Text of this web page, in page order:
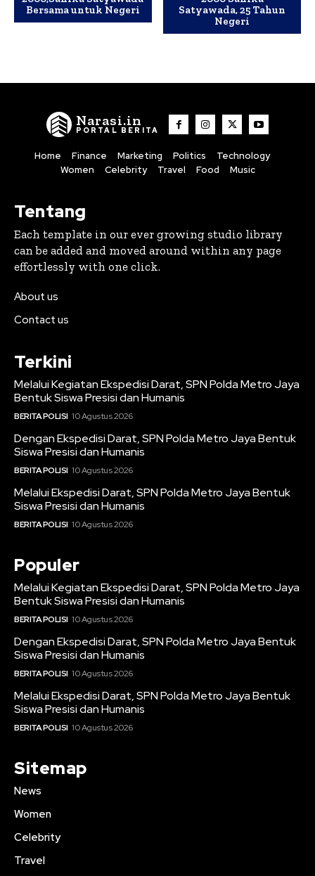
Bersama untuk Negeri
Satyawada, 25 Tahun
Negeri
Narasi.in
PORTAL BERITA
Home Finance Marketing Politics
Technology
Women
Celebrity Travel Food Music
Tentang
Each template in our ever growing studio library
can be added and moved around within any page
effortlessly with one click.
About us
Contact us
Terkini
Melalui Kegiatan Ekspedisi Darat, SPN Polda Metro Jaya
Bentuk Siswa Presisi dan Humanis
BERITA POLISI 10 Agustus 2026
Dengan Ekspedisi Darat, SPN Polda Metro Jaya Bentuk
Siswa Presisi dan Humanis
BERITA POLISI 10 Agustus 2026
Melalui Ekspedisi Darat, SPN Polda Metro Jaya Bentuk
Siswa Presisi dan Humanis
BERITA POLISI 10 Agustus 2026
Populer
Melalui Kegiatan Ekspedisi Darat, SPN Polda Metro Jaya
Bentuk Siswa Presisi dan Humanis
BERITA POLISI 10 Agustus 2026
Dengan Ekspedisi Darat, SPN Polda Metro Jaya Bentuk
Siswa Presisi dan Humanis
BERITA POLISI 10 Agustus 2026
Melalui Ekspedisi Darat, SPN Polda Metro Jaya Bentuk
Siswa Presisi dan Humanis
BERITA POLISI 10 Agustus 2026
Sitemap
News
Women
Celebrity
Travel